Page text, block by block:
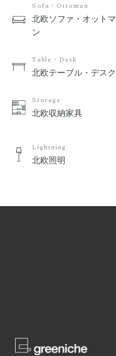
Sofa・Ottoman
北欧ソファ・オットマ
ン
Table・Desk
北欧テーブル・デスク
Storage
北欧収納家具
Lightning
北欧照明